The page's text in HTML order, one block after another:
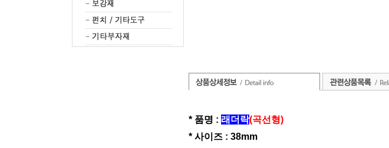
* 품명 : 래더락(곡선형)
* 사이즈 : 38mm